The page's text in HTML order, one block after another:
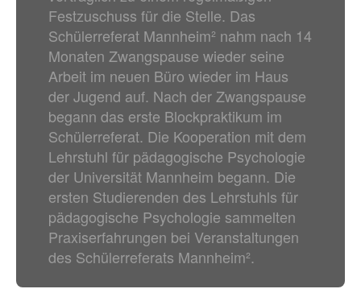
Festzuschuss für die Stelle. Das
Schülerreferat Mannheim² nahm nach 14
Monaten Zwangspause wieder seine
Arbeit im neuen Büro wieder im Haus
der Jugend auf. Nach der Zwangspause
begann das erste Blockpraktikum im
Schülerreferat. Die Kooperation mit dem
Lehrstuhl für pädagogische Psychologie
der Universität Mannheim begann. Die
ersten Studierenden des Lehrstuhls für
pädagogische Psychologie sammelten
Praxiserfahrungen bei Veranstaltungen
des Schülerreferats Mannheim².